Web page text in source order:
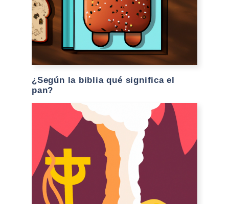
¿Según la biblia qué significa el
pan?